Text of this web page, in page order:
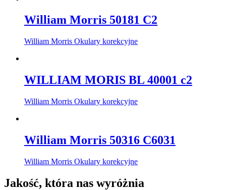
William Morris 50181 C2
William Morris Okulary korekcyjne
WILLIAM MORIS BL 40001 c2
William Morris Okulary korekcyjne
William Morris 50316 C6031
William Morris Okulary korekcyjne
Jakość, która nas wyróżnia